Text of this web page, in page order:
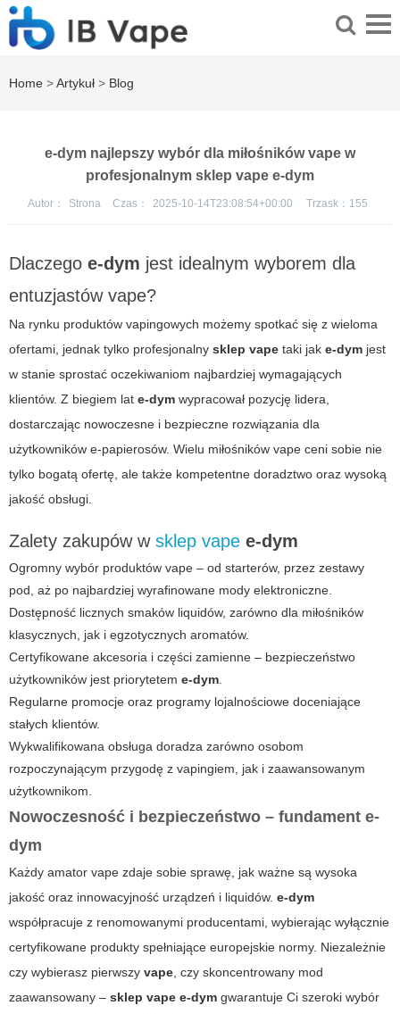
Home >Artykuł > Blog
e-dym najlepszy wybór dla miłośników vape w
profesjonalnym sklep vape e-dym
Autor： Strona Czas： 2025-10-14T23:08:54+00:00 Trzask： 155
Dlaczego e-dym jest idealnym wyborem dla
entuzjastów vape?
Na rynku produktów vapingowych możemy spotkać się z wieloma
ofertami, jednak tylko profesjonalny sklep vape taki jak e-dym jest
w stanie sprostać oczekiwaniom najbardziej wymagających
klientów. Z biegiem lat e-dym wypracował pozycję lidera,
dostarczając nowoczesne i bezpieczne rozwiązania dla
użytkowników e-papierosów. Wielu miłośników vape ceni sobie nie
tylko bogatą ofertę, ale także kompetentne doradztwo oraz wysoką
jakość obsługi.
Zalety zakupów w sklep vape e-dym
Ogromny wybór produktów vape – od starterów, przez zestawy
pod, aż po najbardziej wyrafinowane mody elektroniczne.
Dostępność licznych smaków liquidów, zarówno dla miłośników
klasycznych, jak i egzotycznych aromatów.
Certyfikowane akcesoria i części zamienne – bezpieczeństwo
użytkowników jest priorytetem e-dym.
Regularne promocje oraz programy lojalnościowe doceniające
stałych klientów.
Wykwalifikowana obsługa doradza zarówno osobom
rozpoczynającym przygodę z vapingiem, jak i zaawansowanym
użytkownikom.
Nowoczesność i bezpieczeństwo – fundament e-
dym
Każdy amator vape zdaje sobie sprawę, jak ważne są wysoka
jakość oraz innowacyjność urządzeń i liquidów. e-dym
współpracuje z renomowanymi producentami, wybierając wyłącznie
certyfikowane produkty spełniające europejskie normy. Niezależnie
czy wybierasz pierwszy vape, czy skoncentrowany mod
zaawansowany – sklep vape e-dym gwarantuje Ci szeroki wybór